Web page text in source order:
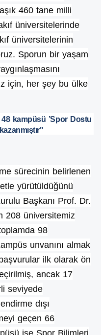
460 tane milli
üniversitelerinde
üniversitelerinin
Sporun bir yaşam
için, her şey bu ülke
kampüsü ’Spor Dostu
sürecinin belirlenen
yürütüldüğünü
Başkanı Prof. Dr.
208 üniversitemiz
98
unvanını almak
ilk olarak ön
ancak 17
seviyede
dışı
geçen 66
ise Spor Bilimleri